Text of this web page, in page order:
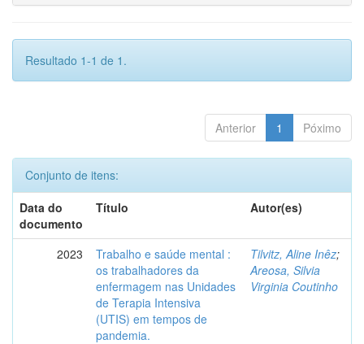
Resultado 1-1 de 1.
Anterior 1 Póximo
Conjunto de itens:
Data do
documento
Título Autor(es)
2023
Trabalho e saúde mental :
os trabalhadores da
enfermagem nas Unidades
de Terapia Intensiva
(UTIS) em tempos de
pandemia.
Tilvitz, Aline Inêz;
Areosa, Silvia
Virginia Coutinho